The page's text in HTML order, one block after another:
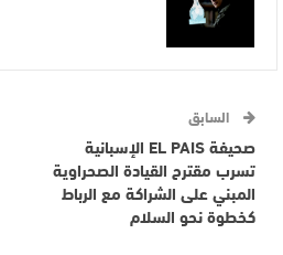
السابق
صحيفة EL PAIS الإسبانية
تسرب مقترح القيادة الصحراوية
المبني على الشراكة مع الرباط
كخطوة نحو السلام